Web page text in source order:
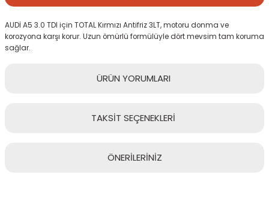
AUDİ A5 3.0 TDI için TOTAL Kırmızı Antifriz 3LT, motoru donma ve
korozyona karşı korur. Uzun ömürlü formülüyle dört mevsim tam koruma
sağlar.
ÜRÜN YORUMLARI
TAKSİT SEÇENEKLERİ
ÖNERİLERİNİZ